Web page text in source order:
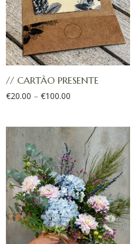
// CARTÃO PRESENTE
€20.00 – €100.00